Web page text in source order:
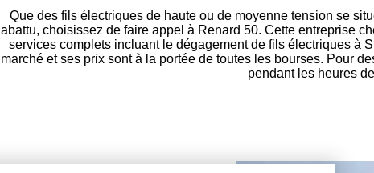
Que des fils électriques de haute ou de moyenne tension se
abattu, choisissez de faire appel à Renard 50. Cette entreprise
services complets incluant le dégagement de fils électriques à
marché et ses prix sont à la portée de toutes les bourses. Pour
pendant les heures